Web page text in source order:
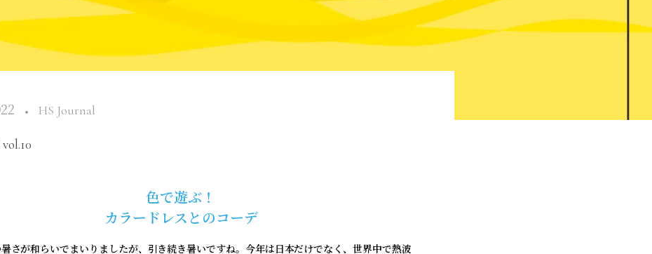
HS Journal
色で遊ぶ！
カラードレスとのコーデ
さが和らいでまいりましたが、引き続き暑いですね。今年は日本だけでなく、世界中で熱波